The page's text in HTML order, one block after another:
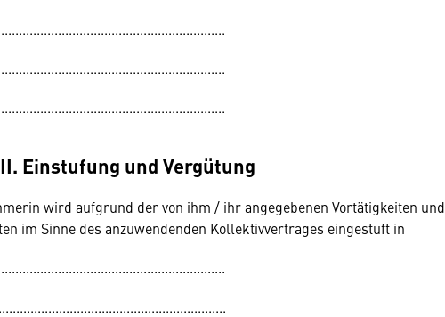
Einstufung und Vergütung
wird aufgrund der von ihm / ihr angegebenen Vortätigkeiten und
im Sinne des anzuwendenden Kollektivvertrages eingestuft in